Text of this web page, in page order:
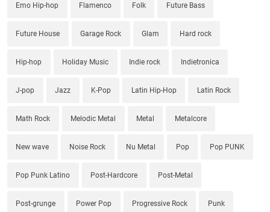
Emo Hip-hop Flamenco Folk Future Bass
Future House Garage Rock Glam Hard rock
Hip-hop Holiday Music Indie rock Indietronica
J-pop Jazz K-Pop Latin Hip-Hop Latin Rock
Math Rock Melodic Metal Metal Metalcore
New wave Noise Rock Nu Metal Pop Pop PUNK
Pop Punk Latino Post-Hardcore Post-Metal
Post-grunge Power Pop Progressive Rock Punk